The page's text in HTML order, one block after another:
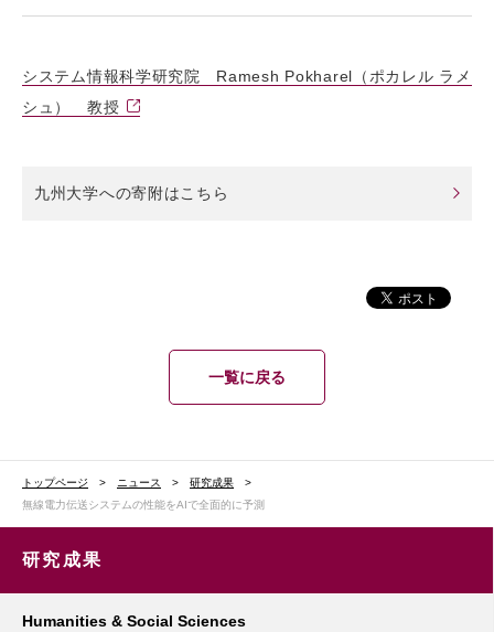
システム情報科学研究院 Ramesh Pokharel（ポカレル ラメ
シュ） 教授
九州大学への寄附はこちら
一覧に戻る
トップページ ニュース
研究成果
無線電力伝送システムの性能をAIで全面的に予測
研究成果
Humanities & Social Sciences